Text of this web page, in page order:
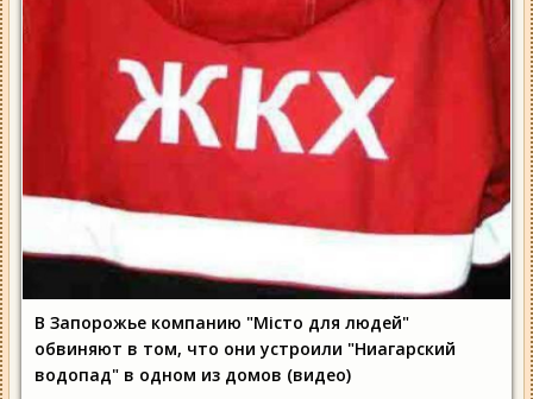
В Запорожье компанию "Місто для людей"
обвиняют в том, что они устроили "Ниагарский
водопад" в одном из домов (видео)